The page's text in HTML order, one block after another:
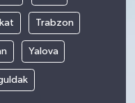
Trabzon
Yalova